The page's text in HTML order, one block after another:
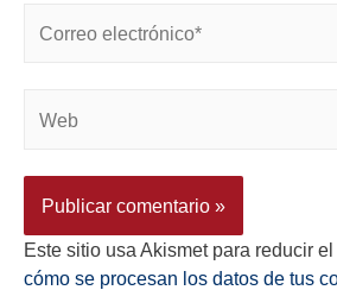
Este sitio usa Akismet para reducir el
cómo se procesan los datos de tus